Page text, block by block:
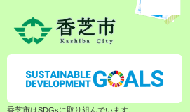
香芝市はSDGsに取り組んでいます。